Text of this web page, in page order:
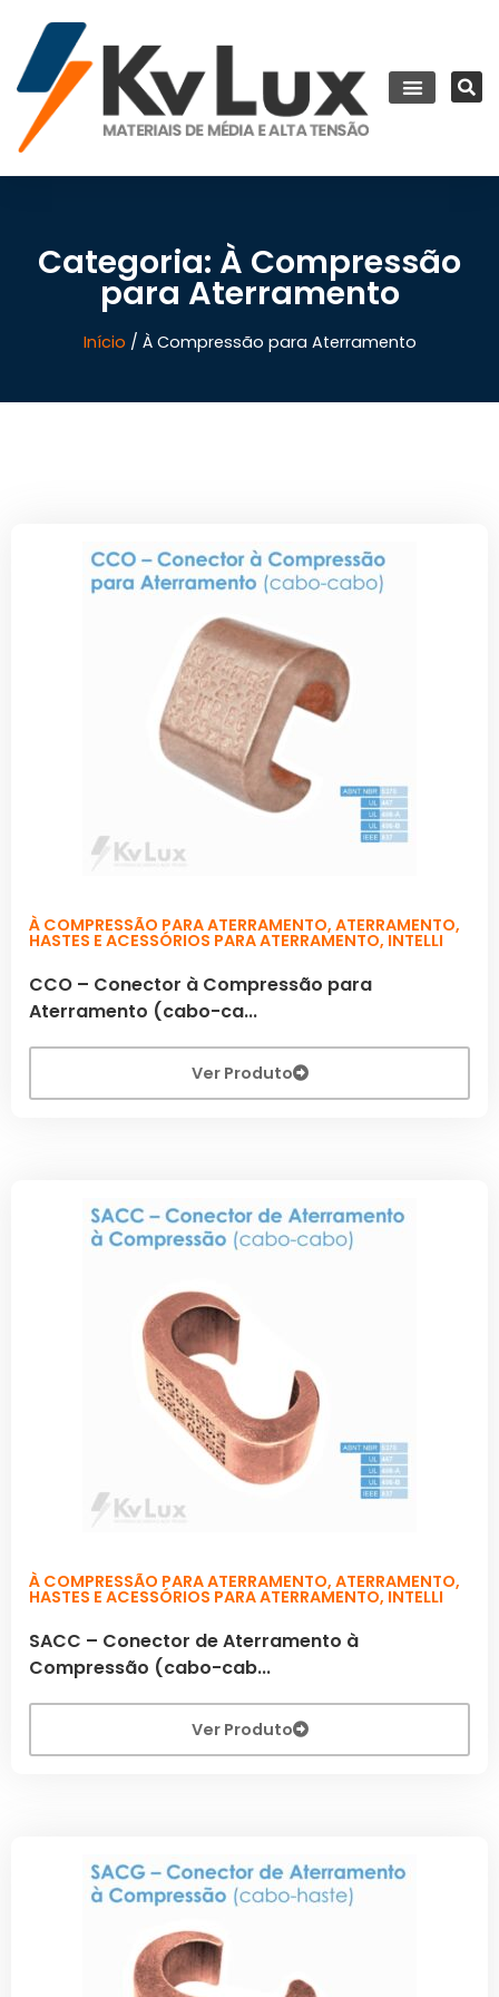
Categoria: À Compressão
para Aterramento
Início / À Compressão para Aterramento
À COMPRESSÃO PARA ATERRAMENTO, ATERRAMENTO,
HASTES E ACESSÓRIOS PARA ATERRAMENTO, INTELLI
CCO – Conector à Compressão para
Aterramento (cabo-ca...
Ver Produto
À COMPRESSÃO PARA ATERRAMENTO, ATERRAMENTO,
HASTES E ACESSÓRIOS PARA ATERRAMENTO, INTELLI
SACC – Conector de Aterramento à
Compressão (cabo-cab...
Ver Produto